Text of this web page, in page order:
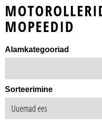
MOPEEDID
Alamkategooriad
Sorteerimine